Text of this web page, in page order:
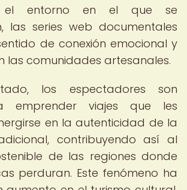
el entorno en el que se
las series web documentales
de conexión emocional y
las comunidades artesanales.
los espectadores son
emprender viajes que les
en la autenticidad de la
contribuyendo así al
de las regiones donde
perduran. Este fenómeno ha